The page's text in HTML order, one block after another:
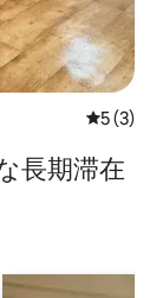
レビュー
5 (3)
長⁠期⁠滞⁠在